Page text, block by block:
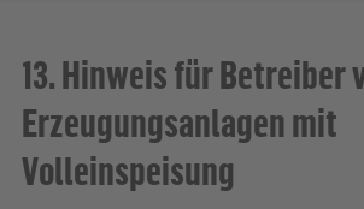
13. Hinweis für Betreiber
Erzeugungsanlagen mit
Volleinspeisung